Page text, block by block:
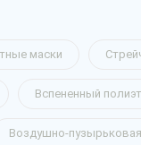
маски
Вспененный
Воздушно-